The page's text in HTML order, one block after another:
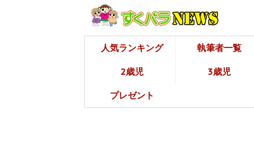
人気ランキング 執筆者一覧
2歳児 3歳児
プレゼント